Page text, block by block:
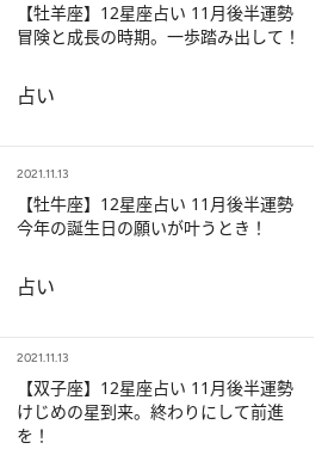
【牡羊座】12星座占い 11月後半運勢
冒険と成長の時期。一歩踏み出して！
占い
2021.11.13
【牡牛座】12星座占い 11月後半運勢
今年の誕生日の願いが叶うとき！
占い
2021.11.13
【双子座】12星座占い 11月後半運勢
けじめの星到来。終わりにして前進
を！